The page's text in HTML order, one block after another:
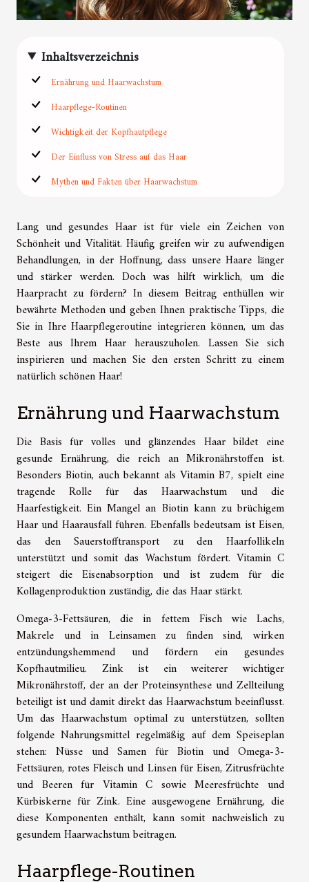
Inhaltsverzeichnis
Ernährung und Haarwachstum
Haarpflege-Routinen
Wichtigkeit der Kopfhautpflege
Der Einfluss von Stress auf das Haar
Mythen und Fakten über Haarwachstum
Lang und gesundes Haar ist für viele ein Zeichen von
Schönheit und Vitalität. Häufig greifen wir zu aufwendigen
Behandlungen, in der Hoffnung, dass unsere Haare länger
und stärker werden. Doch was hilft wirklich, um die
Haarpracht zu fördern? In diesem Beitrag enthüllen wir
bewährte Methoden und geben Ihnen praktische Tipps, die
Sie in Ihre Haarpflegeroutine integrieren können, um das
Beste aus Ihrem Haar herauszuholen. Lassen Sie sich
inspirieren und machen Sie den ersten Schritt zu einem
natürlich schönen Haar!
Ernährung und Haarwachstum
Die Basis für volles und glänzendes Haar bildet eine
gesunde Ernährung, die reich an Mikronährstoffen ist.
Besonders Biotin, auch bekannt als Vitamin B7, spielt eine
tragende Rolle für das Haarwachstum und die
Haarfestigkeit. Ein Mangel an Biotin kann zu brüchigem
Haar und Haarausfall führen. Ebenfalls bedeutsam ist Eisen,
das den Sauerstofftransport zu den Haarfollikeln
unterstützt und somit das Wachstum fördert. Vitamin C
steigert die Eisenabsorption und ist zudem für die
Kollagenproduktion zuständig, die das Haar stärkt.
Omega-3-Fettsäuren, die in fettem Fisch wie Lachs,
Makrele und in Leinsamen zu finden sind, wirken
entzündungshemmend und fördern ein gesundes
Kopfhautmilieu. Zink ist ein weiterer wichtiger
Mikronährstoff, der an der Proteinsynthese und Zellteilung
beteiligt ist und damit direkt das Haarwachstum beeinflusst.
Um das Haarwachstum optimal zu unterstützen, sollten
folgende Nahrungsmittel regelmäßig auf dem Speiseplan
stehen: Nüsse und Samen für Biotin und Omega-3-
Fettsäuren, rotes Fleisch und Linsen für Eisen, Zitrusfrüchte
und Beeren für Vitamin C sowie Meeresfrüchte und
Kürbiskerne für Zink. Eine ausgewogene Ernährung, die
diese Komponenten enthält, kann somit nachweislich zu
gesundem Haarwachstum beitragen.
Haarpflege-Routinen